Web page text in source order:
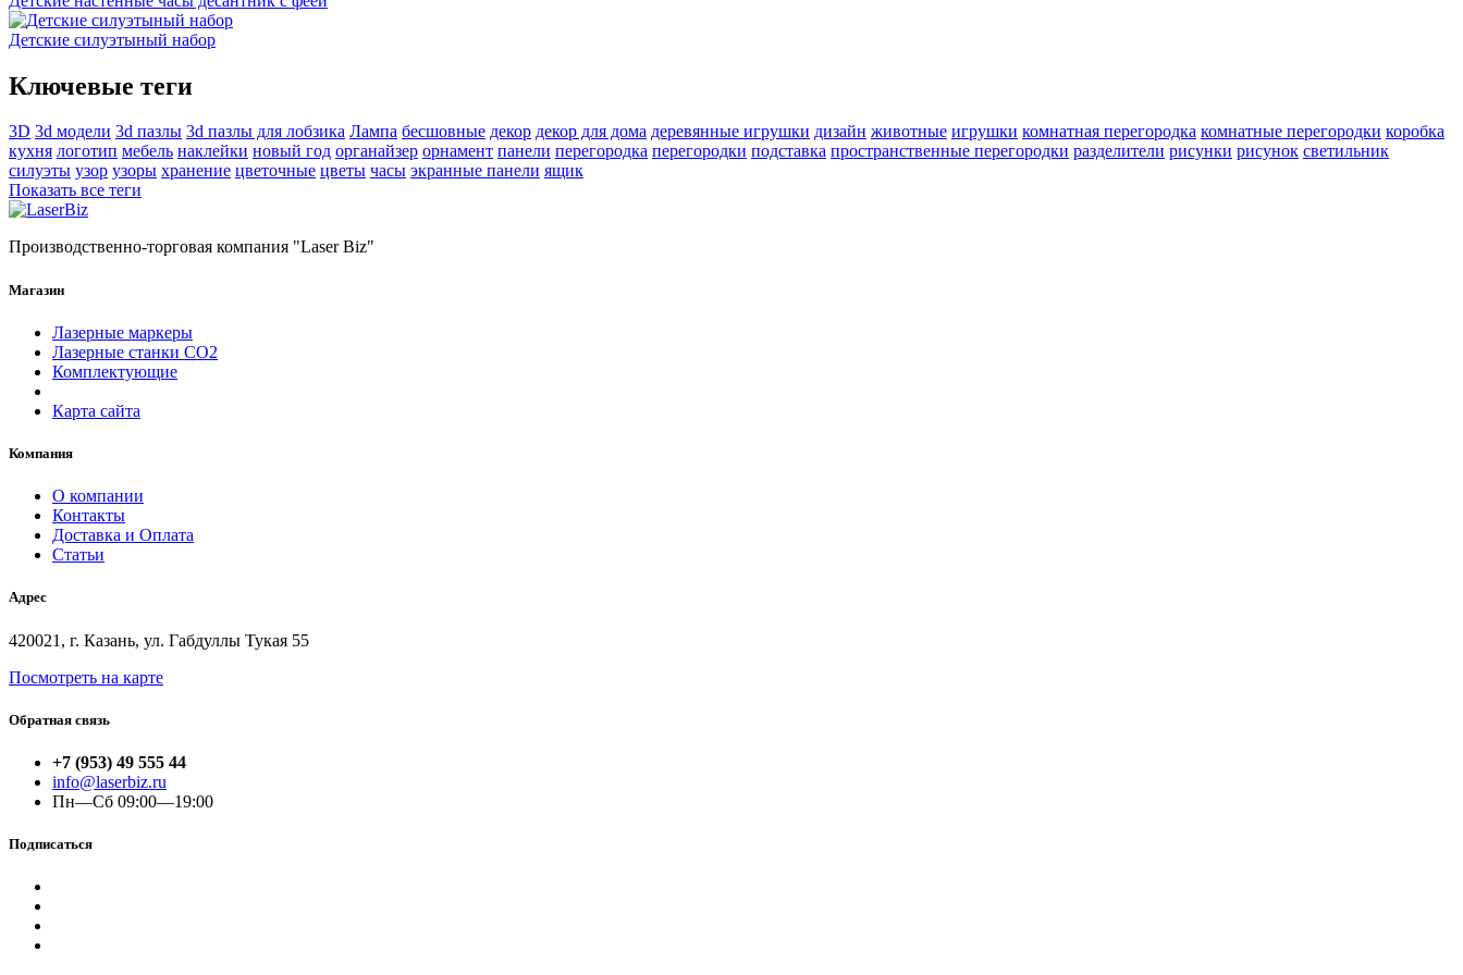
Детские силуэтыный набор
Ключевые теги
3D 3d модели 3d пазлы 3d пазлы для лобзика Лампа бесшовные декор декор для дома деревянные игрушки дизайн животные игрушки комнатная перегородка комнатные перегородки коробка
кухня логотип мебель наклейки новый год органайзер орнамент панели перегородка перегородки подставка пространственные перегородки разделители рисунки рисунок светильник
силуэты узор узоры хранение цветочные цветы часы экранные панели ящик
Показать все теги
Производственно-торговая компания "Laser Biz"
Магазин
Лазерные маркеры
Лазерные станки СО2
Комплектующие
Карта сайта
Компания
О компании
Контакты
Доставка и Оплата
Статьи
Адрес
420021, г. Казань, ул. Габдуллы Тукая 55
Посмотреть на карте
Обратная связь
+7 (953) 49 555 44
info@laserbiz.ru
Пн—Сб 09:00—19:00
Подписаться